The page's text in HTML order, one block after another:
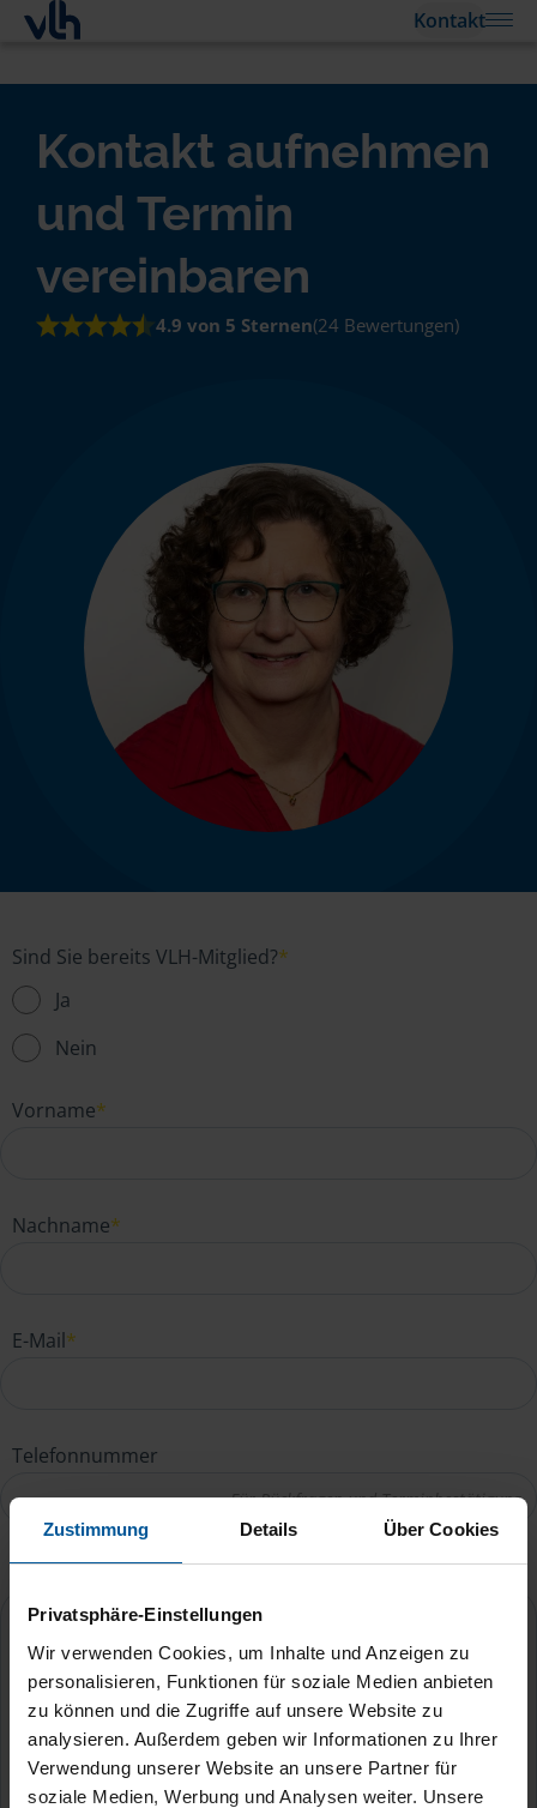
Zustimmung Details Über Cookies
Privatsphäre-Einstellungen
Wir verwenden Cookies, um Inhalte und Anzeigen zu
personalisieren, Funktionen für soziale Medien anbieten
zu können und die Zugriffe auf unsere Website zu
analysieren. Außerdem geben wir Informationen zu Ihrer
Verwendung unserer Website an unsere Partner für
soziale Medien, Werbung und Analysen weiter. Unsere
Kontakt
Kontakt aufnehmen
und Termin
vereinbaren
4.9 von 5 Sternen(24 Bewertungen)
Sind Sie bereits VLH-Mitglied?*
Ja
Nein
Vorname*
Nachname*
E-Mail*
Telefonnummer
Ihre Nachricht an Maria Straub*